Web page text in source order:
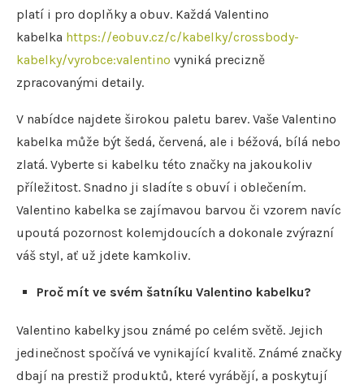
platí i pro doplňky a obuv. Každá Valentino
kabelka https://eobuv.cz/c/kabelky/crossbody-
kabelky/vyrobce:valentino vyniká precizně
zpracovanými detaily.
V nabídce najdete širokou paletu barev. Vaše Valentino
kabelka může být šedá, červená, ale i béžová, bílá nebo
zlatá. Vyberte si kabelku této značky na jakoukoliv
příležitost. Snadno ji sladíte s obuví i oblečením.
Valentino kabelka se zajímavou barvou či vzorem navíc
upoutá pozornost kolemjdoucích a dokonale zvýrazní
váš styl, ať už jdete kamkoliv.
Proč mít ve svém šatníku Valentino kabelku?
Valentino kabelky jsou známé po celém světě. Jejich
jedinečnost spočívá ve vynikající kvalitě. Známé značky
dbají na prestiž produktů, které vyrábějí, a poskytují